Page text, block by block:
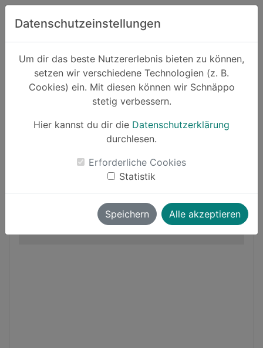
Zum Hauptinhalt springen
Datenschutzeinstellungen
Um dir das beste Nutzererlebnis bieten zu können,
setzen wir verschiedene Technologien (z. B.
Cookies) ein. Mit diesen können wir Schnäppo
stetig verbessern.
Hier kannst du dir die Datenschutzerklärung
durchlesen.
Erforderliche Cookies
Statistik
Speichern Alle akzeptieren
Suchen
Schnäppchen Sport und Freizeit
Cashback